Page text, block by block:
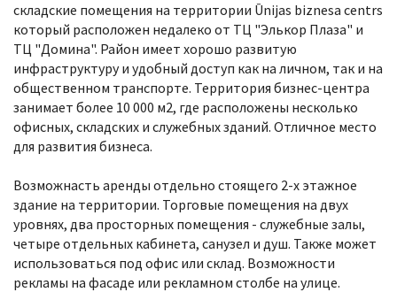
Предприятие
Услуги
Kонтакты
складские помещения на территории Ūnijas biznesa centrs
который расположен недалеко от ТЦ "Элькор Плаза" и
ТЦ "Домина". Район имеет хорошо развитую
инфраструктуру и удобный доступ как на личном, так и на
общественном транспорте. Территория бизнес-центра
занимает более 10 000 м2, где расположены несколько
офисных, складских и служебных зданий. Отличное место
для развития бизнеса.
Возможнасть аренды отдельно стоящего 2-х этажное
здание на территории. Торговые помещения на двух
уровнях, два просторных помещения - служебные залы,
четыре отдельных кабинета, санузел и душ. Также может
использоваться под офис или склад. Возможности
рекламы на фасаде или рекламном столбе на улице.